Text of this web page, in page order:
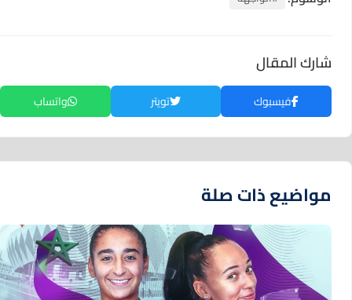
شارك المقال
فيسبوك تويتر واتساب
مواضيع ذات صلة